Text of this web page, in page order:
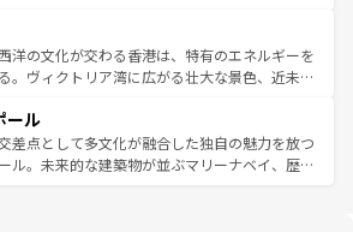
ーやバインミー、ベトナムコーヒーなどは、ぜ
わいたい。どの地域を訪れてもあたたかい人々
迎えてくれるので、きっと忘れられない旅にな
しい。
差している。北部ではチェンマイなどの山岳地
触れ合い、南部ではプーケットやクラビの美し
リゾート気分を楽しむことができる。タイ料理
候は一年中温暖で、どの季節にも異なる楽しみ
る。親しみやすいタイの人々、仏教を中心とし
して多様な観光資源が、訪れる旅人を魅了し続
洋の文化が交わる香港は、特有のエネルギーを
。ヴィクトリア湾に広がる壮大な景色、近未来
訪れても感動するはず。観光スポットが密集し
率よく見どころを回れるのも魅力。息をのむよ
ら文化的な体験まで、香港を存分に楽しみ尽く
ール
差点として多文化が融合した独自の魅力を放つ
ル。未来的な建築物が並ぶマリーナベイ、歴史